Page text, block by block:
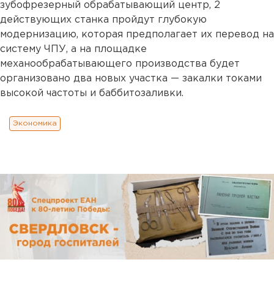
зубофрезерный обрабатывающий центр, 2
действующих станка пройдут глубокую
модернизацию, которая предполагает их перевод на
систему ЧПУ, а на площадке
механообрабатывающего производства будет
организовано два новых участка — закалки токами
высокой частоты и баббитозаливки.
Экономика